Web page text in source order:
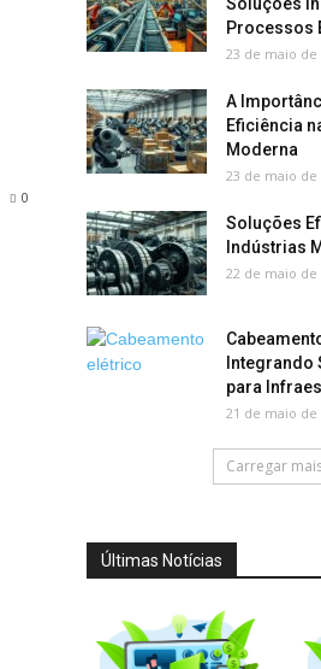
0
Processos
23 de maio de
A
Eficiência
Moderna
23 de maio de
Soluções
Indústrias
22 de maio de
Integrando
para
21 de maio de
Carregar
Últimas Notícias